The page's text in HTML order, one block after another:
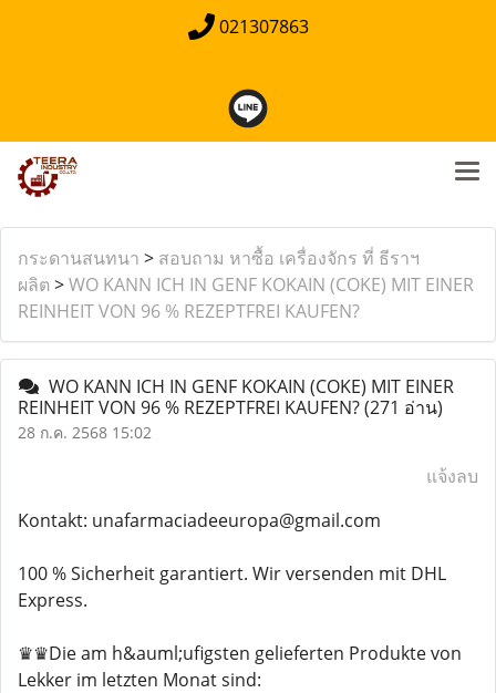
021307863
กระดานสนทนา > สอบถาม หาซื้อ เครื่องจักร ที่ ธีราฯ
ผลิต >WO KANN ICH IN GENF KOKAIN (COKE) MIT EINER
REINHEIT VON 96 % REZEPTFREI KAUFEN?
WO KANN ICH IN GENF KOKAIN (COKE) MIT EINER
REINHEIT VON 96 % REZEPTFREI KAUFEN?(271 อ่าน)
28 ก.ค. 2568 15:02
แจ้งลบ
Kontakt: unafarmaciadeeuropa@gmail.com
100 % Sicherheit garantiert. Wir versenden mit DHL
Express.
♛♛Die am h&auml;ufigsten gelieferten Produkte von
Lekker im letzten Monat sind: